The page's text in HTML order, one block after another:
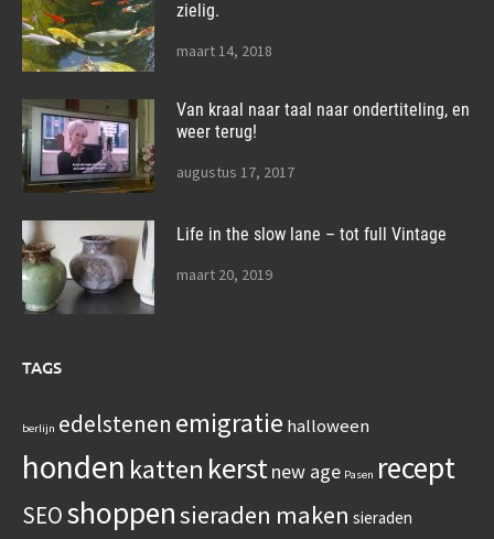
zielig.
maart 14, 2018
Van kraal naar taal naar ondertiteling, en
weer terug!
augustus 17, 2017
Life in the slow lane – tot full Vintage
maart 20, 2019
TAGS
berlijn edelstenen emigratie halloween
honden katten kerstnew age Pasen recept
SEOshoppensieraden maken sieraden